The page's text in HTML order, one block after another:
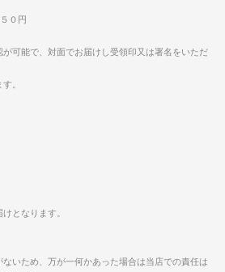
０円
可能で、対面でお届けし受領印又は署名をいただ
。
となります。
いため、万が一何かあった場合は当店での責任は